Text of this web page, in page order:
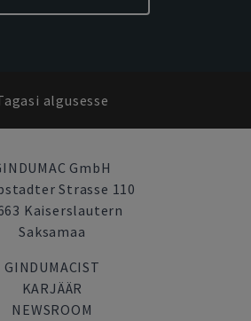
algusesse
GmbH
Strasse 110
Kaiserslautern
Saksamaa
GINDUMACIST
KARJÄÄR
NEWSROOM